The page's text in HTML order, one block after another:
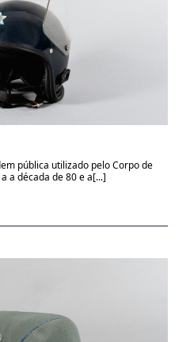
pública utilizado pelo Corpo de
a década de 80 e a[...]